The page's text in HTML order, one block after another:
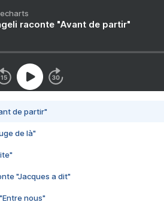
raconte "Avant de partir"
de partir"
de là"
"Jacques a dit"
nous"